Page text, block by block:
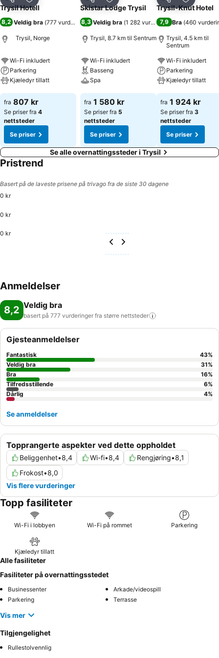
Del Legg til i favoritter
Trysil Hotell
8,2 Veldig bra (777 vurderinger)
Trysil, Norge
Wi-Fi inkludert
Parkering
Kjæledyr tillatt
Se priser
fra 807 kr
Se priser fra 4
nettsteder
Se priser
Del Legg til i favoritter
Skistar Lodge Trysil
8,3 Veldig bra (1 282 vurderinger)
Trysil, 8.7 km til Sentrum
Wi-Fi inkludert
Basseng
Spa
Se priser
fra 1 580 kr
Se priser fra 5
nettsteder
Se priser
Del Legg til
Trysil-Knut Hotel
7,9 Bra (460
Trysil, 4.5 km til
Sentrum
Wi-Fi inkludert
Parkering
Kjæledyr tillatt
Se priser
fra 1 924 kr
Se priser fra 3
nettsteder
Se priser
Se alle overnattingssteder i Trysil
Pristrend
Basert på de laveste prisene på trivago fra de siste 30 dagene
0 kr
0 kr
0 kr
Anmeldelser
8,2 Veldig bra
basert på 777 vurderinger fra større nettsteder
Topprangerte aspekter ved dette oppholdet
Beliggenhet•8,4 Wi-fi•8,4 Rengjøring•8,1
Frokost•8,0
Vis flere vurderinger
Gjesteanmeldelser
Fantastisk 43%
Veldig bra
31%
Bra
16%
Tilfredsstillende
6%
Dårlig
4%
Se anmeldelser
Topp fasiliteter
Wi-Fi i lobbyen Wi-Fi på rommet Parkering
Kjæledyr tillatt
Alle fasiliteter
Fasiliteter på overnattingsstedet
Businessenter
Arkade/videospill
Parkering
Terrasse
Vis mer
Tilgjengelighet
Rullestolvennlig